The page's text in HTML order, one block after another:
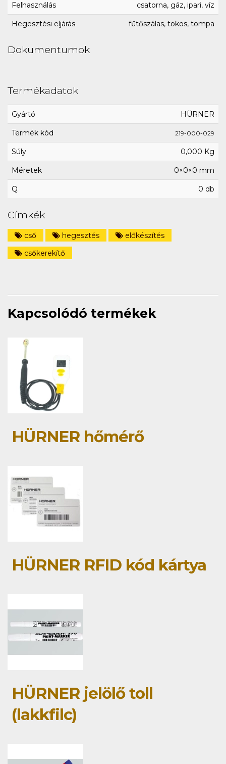
Felhasználás csatorna, gáz, ipari, víz
Hegesztési eljárás fűtőszálas, tokos, tompa
Dokumentumok
Termékadatok
Gyártó HÜRNER
Termék kód 219-000-029
Súly 0,000 Kg
Méretek 0×0×0 mm
Q 0 db
Címkék
cső hegesztés
előkészítés
csőkerekítő
Kapcsolódó termékek
HÜRNER hőmérő
HÜRNER RFID kód kártya
HÜRNER jelölő toll
(lakkfilc)